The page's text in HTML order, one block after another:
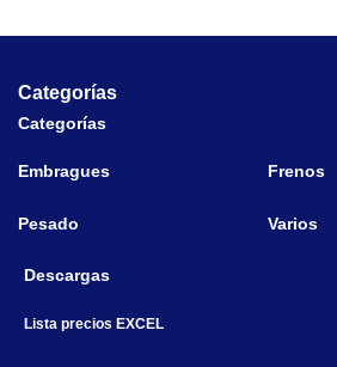
Categorías
Categorías
Embragues Frenos
Pesado Varios
Descargas
Lista precios EXCEL